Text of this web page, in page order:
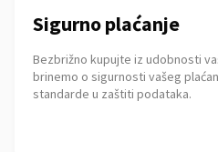
Sigurno plaćanje
Bezbrižno kupujte iz udobnosti
brinemo o sigurnosti vašeg
standarde u zaštiti podataka.